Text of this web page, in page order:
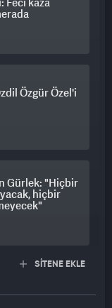
Özgür Özel'i
Gürlek: "Hiçbir
hiçbir
SİTENE EKLE